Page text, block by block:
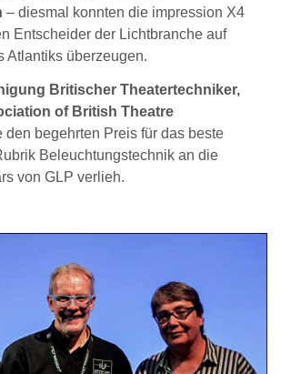
– diesmal konnten die impression X4
Entscheider der Lichtbranche auf
Atlantiks überzeugen.
Britischer Theatertechniker,
of British Theatre
den begehrten Preis für das beste
Beleuchtungstechnik an die
von GLP verlieh.